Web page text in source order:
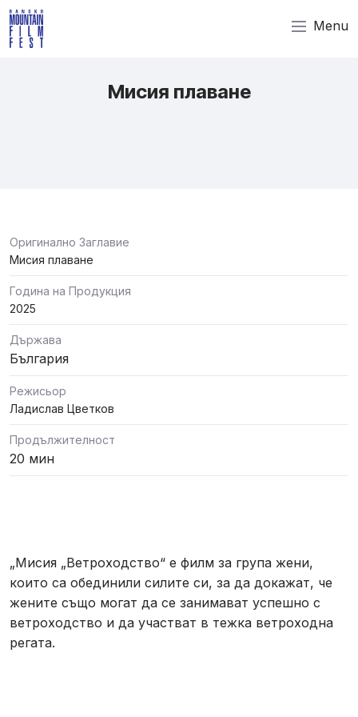
Menu
Мисия плаване
Оригинално Заглавие
Мисия плаване
Година на Продукция
2025
Държава
България
Режисьор
Ладислав Цветков
Продължителност
20 мин
„Мисия „Ветроходство“ е филм за група жени,
които са обединили силите си, за да докажат, че
жените също могат да се занимават успешно с
ветроходство и да участват в тежка ветроходна
регата.